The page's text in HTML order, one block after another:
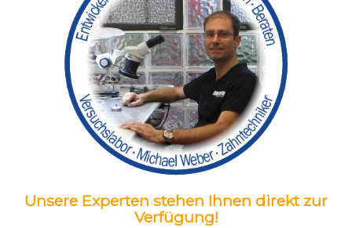
Unsere Experten stehen Ihnen direkt zur
Verfügung!